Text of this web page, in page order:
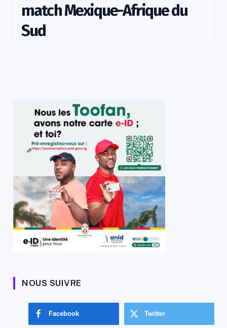
match Mexique-Afrique du
Sud
NOUS SUIVRE
Facebook Twitter